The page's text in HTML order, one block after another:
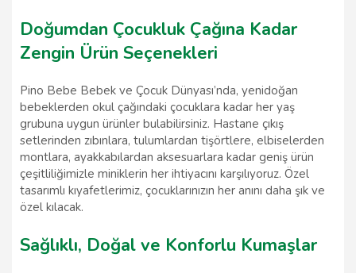
Doğumdan Çocukluk Çağına Kadar
Zengin Ürün Seçenekleri
Pino Bebe Bebek ve Çocuk Dünyası’nda, yenidoğan
bebeklerden okul çağındaki çocuklara kadar her yaş
grubuna uygun ürünler bulabilirsiniz. Hastane çıkış
setlerinden zıbınlara, tulumlardan tişörtlere, elbiselerden
montlara, ayakkabılardan aksesuarlara kadar geniş ürün
çeşitliliğimizle miniklerin her ihtiyacını karşılıyoruz. Özel
tasarımlı kıyafetlerimiz, çocuklarınızın her anını daha şık ve
özel kılacak.
Sağlıklı, Doğal ve Konforlu Kumaşlar